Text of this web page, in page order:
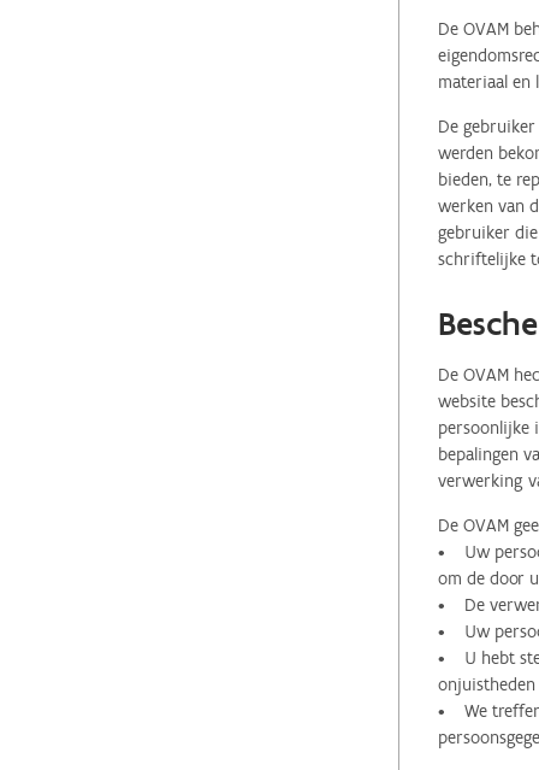
De OVAM
materiaal en
De
werden
bieden, te
werken van
gebruiker
schriftelijke
De OVAM
website
persoonlijke
bepalingen
verwerking
De OVAM
• Uw
om de door
• De
• Uw
• U hebt
onjuistheden
• We treffen